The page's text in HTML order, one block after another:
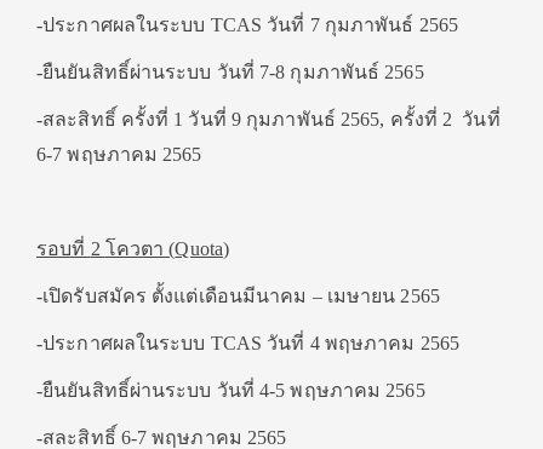
-ประกาศผลในระบบ TCAS วันที่ 7 กุมภาพันธ์ 2565
-ยืนยันสิทธิ์ผ่านระบบ วันที่ 7-8 กุมภาพันธ์ 2565
-สละสิทธิ์ ครั้งที่ 1 วันที่ 9 กุมภาพันธ์ 2565, ครั้งที่ 2 วันที่
6-7 พฤษภาคม 2565
รอบที่ 2 โควตา (Quota)
-เปิดรับสมัคร ตั้งแต่เดือนมีนาคม – เมษายน 2565
-ประกาศผลในระบบ TCAS วันที่ 4 พฤษภาคม 2565
-ยืนยันสิทธิ์ผ่านระบบ วันที่ 4-5 พฤษภาคม 2565
-สละสิทธิ์ 6-7 พฤษภาคม 2565